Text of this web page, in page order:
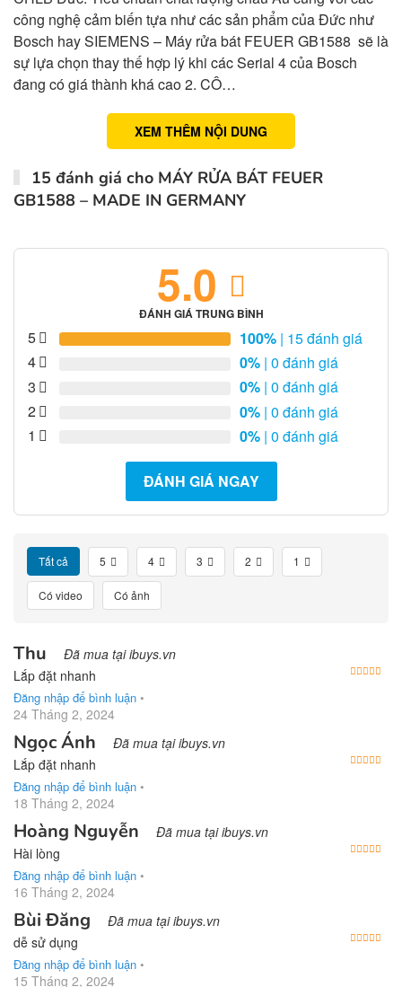
công nghệ cảm biến tựa như các sản phẩm của Đức như
Bosch hay SIEMENS – Máy rửa bát FEUER GB1588 sẽ là
sự lựa chọn thay thế hợp lý khi các Serial 4 của Bosch
đang có giá thành khá cao 2. CÔ…
XEM THÊM NỘI DUNG
15 đánh giá cho MÁY RỬA BÁT FEUER
GB1588 – MADE IN GERMANY
5.0
ĐÁNH GIÁ TRUNG BÌNH
5 100% | 15 đánh giá
4
0% | 0 đánh giá
3
0% | 0 đánh giá
2
0% | 0 đánh giá
1
0% | 0 đánh giá
ĐÁNH GIÁ NGAY
Tất cả 5 4 3 2 1
Có video Có ảnh
Thu Đã mua tại ibuys.vn
Lắp đặt nhanh
Đăng nhập để bình luận •
24 Tháng 2, 2024
Ngọc Ánh Đã mua tại ibuys.vn
Lắp đặt nhanh
Đăng nhập để bình luận •
18 Tháng 2, 2024
Hoàng Nguyễn Đã mua tại ibuys.vn
Hài lòng
Đăng nhập để bình luận •
16 Tháng 2, 2024
Bùi Đăng Đã mua tại ibuys.vn
dễ sử dụng
Đăng nhập để bình luận •
15 Tháng 2, 2024